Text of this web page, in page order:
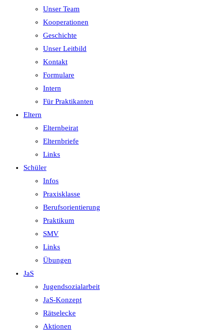
Unser Team
Kooperationen
Geschichte
Unser Leitbild
Kontakt
Formulare
Intern
Für Praktikanten
Eltern
Elternbeirat
Elternbriefe
Links
Schüler
Infos
Praxisklasse
Berufsorientierung
Praktikum
SMV
Links
Übungen
JaS
Jugendsozialarbeit
JaS-Konzept
Rätselecke
Aktionen